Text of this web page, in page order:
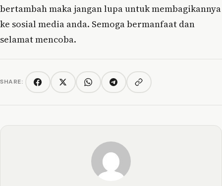
bertambah maka jangan lupa untuk membagikannya
ke sosial media anda. Semoga bermanfaat dan
selamat mencoba.
SHARE: FacebookTwitter/XWhatsAppTelegramCopy link